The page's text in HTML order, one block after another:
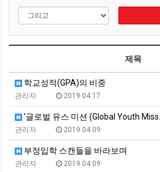
제목
학교성적(GPA)의 비중
관리자 2019.04.17
'글로벌 유스 미션 (Global Youth Miss…
관리자 2019.04.09
부정입학 스캔들을 바라보며
관리자 2019.04.09